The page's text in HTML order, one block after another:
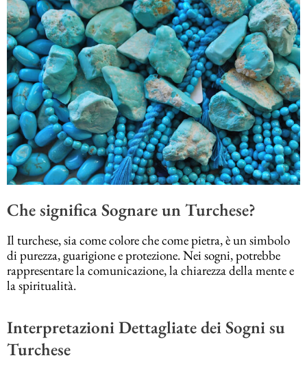
Che significa Sognare un Turchese?
Il turchese, sia come colore che come pietra, è un simbolo
di purezza, guarigione e protezione. Nei sogni, potrebbe
rappresentare la comunicazione, la chiarezza della mente e
la spiritualità.
Interpretazioni Dettagliate dei Sogni su
Turchese